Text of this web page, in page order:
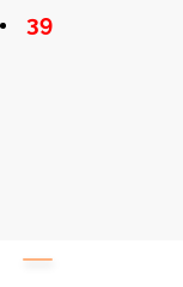
39